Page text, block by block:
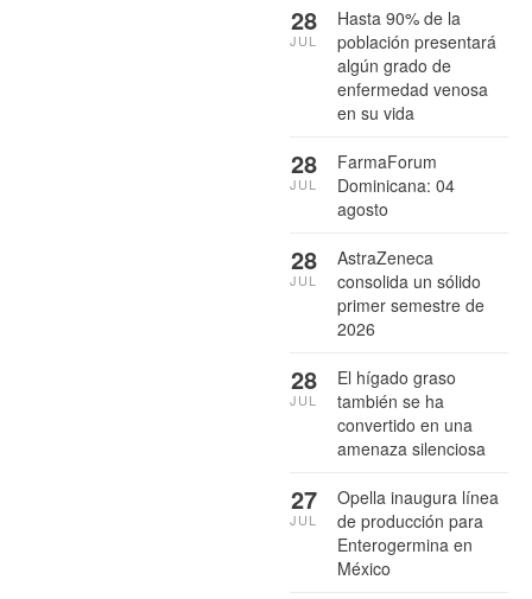
Hasta 90% de la
población presentará
algún grado de
enfermedad venosa
en su vida
28
JUL
FarmaForum
Dominicana: 04
agosto
28
JUL
AstraZeneca
consolida un sólido
primer semestre de
2026
28
JUL
El hígado graso
también se ha
convertido en una
amenaza silenciosa
28
JUL
Opella inaugura línea
de producción para
Enterogermina en
México
27
JUL